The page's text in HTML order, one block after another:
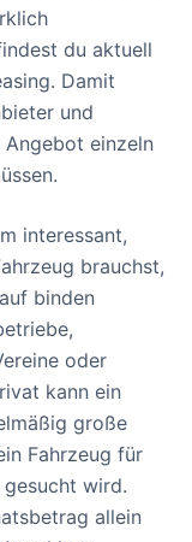
du aktuell
Damit
und
einzeln
interessant,
brauchst,
binden
oder
kann ein
große
Fahrzeug für
wird.
allein